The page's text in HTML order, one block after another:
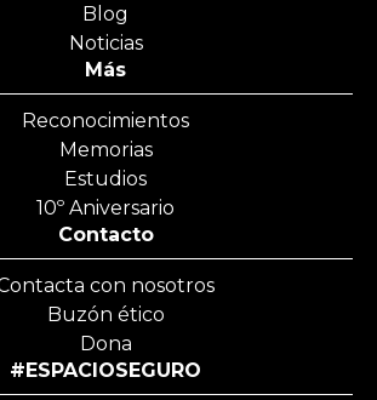
Blog
Noticias
Más
Reconocimientos
Memorias
Estudios
10º Aniversario
Contacto
con nosotros
Buzón ético
Dona
#ESPACIOSEGURO